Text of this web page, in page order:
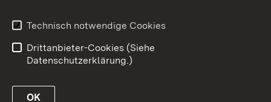
Technisch notwendige Cookies
Drittanbieter-Cookies (Siehe
Datenschutzerklärung.)
OK